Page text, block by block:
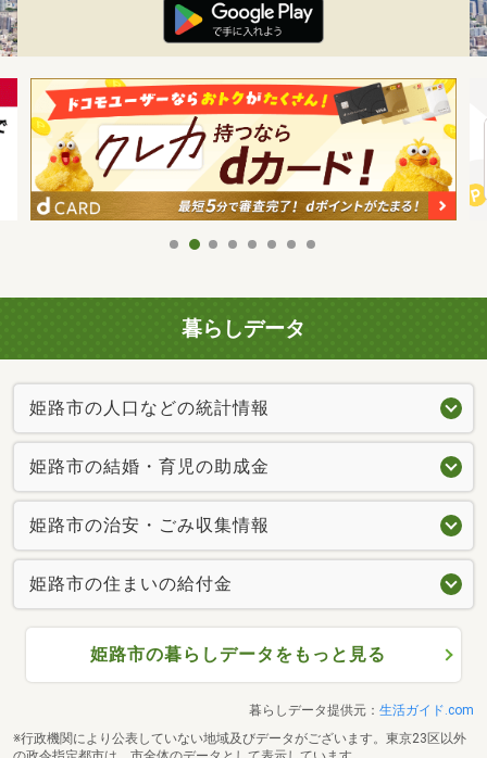
暮らしデータ
姫路市の人口などの統計情報
姫路市の結婚・育児の助成金
姫路市の治安・ごみ収集情報
姫路市の住まいの給付金
姫路市の暮らしデータをもっと見る
暮らしデータ提供元： 生活ガイド.com
※行政機関により公表していない地域及びデータがございます。東京23区以外